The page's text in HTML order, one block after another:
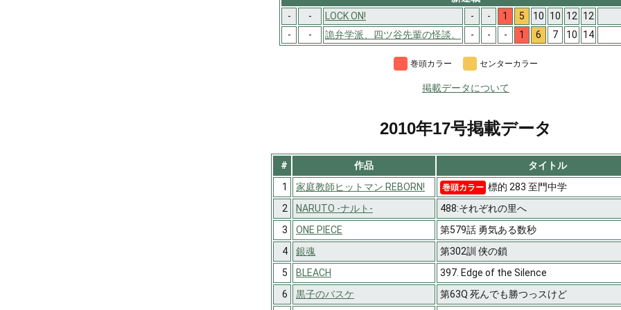
-
- LOCK ON! - - 1 5 10 10 12 12
-
- 詭弁学派、四ツ谷先輩の怪談。 - - - 1 6 7 10 14
巻頭カラー センターカラー
掲載データについて
2010年17号掲載データ
# 作品
タイトル
1
家庭教師ヒットマン REBORN! 巻頭カラー 標的 283 至門中学
2
NARUTO -ナルト-
488:それぞれの里へ
3
ONE PIECE
第579話 勇気ある数秒
4
銀魂
第302訓 侠の鎖
5
BLEACH
397. Edge of the Silence
6
黒子のバスケ
第63Q 死んでも勝つっスけど